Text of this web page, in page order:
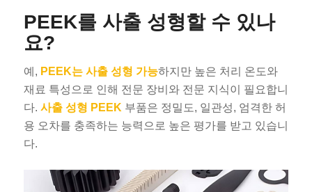
PEEK를 사출 성형할 수 있나
요?
예, PEEK는 사출 성형 가능하지만 높은 처리 온도와
재료 특성으로 인해 전문 장비와 전문 지식이 필요합니
다. 사출 성형 PEEK 부품은 정밀도, 일관성, 엄격한 허
용 오차를 충족하는 능력으로 높은 평가를 받고 있습니
다.